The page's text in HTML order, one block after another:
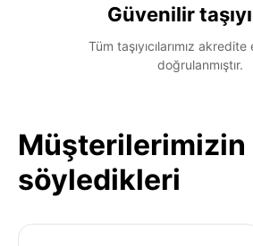
Güvenilir
Tüm taşıyıcılarımız
doğrulanmıştır.
Müşterilerimizin
söyledikleri